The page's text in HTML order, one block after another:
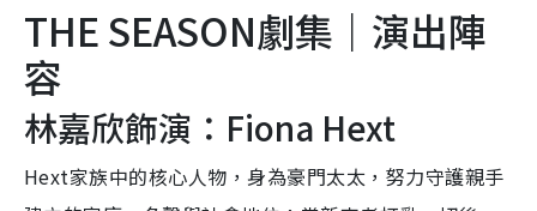
THE SEASON劇集｜演出陣
容
林嘉欣飾演：Fiona Hext
Hext家族中的核心人物，身為豪門太太，努力守護親手